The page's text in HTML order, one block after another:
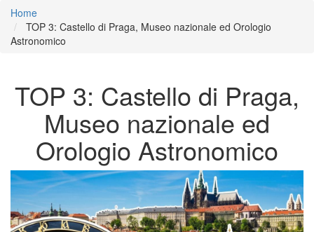
Home
TOP 3: Castello di Praga, Museo nazionale ed Orologio
Astronomico
TOP 3: Castello di Praga,
Museo nazionale ed
Orologio Astronomico